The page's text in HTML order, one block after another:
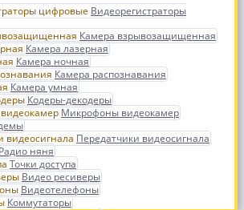
Видеорегистраторы
Камера взрывозащищенная
Камера лазерная
Камера ночная
Камера распознавания
Камера умная
Кодеры-декодеры
Микрофоны видеокамер
Передатчики видеосигнала
Радио няня
Точки доступа
Видео ресиверы
Видеотелефоны
Коммутаторы